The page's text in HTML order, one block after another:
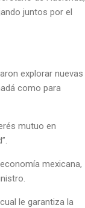
juntos por el
explorar nuevas
como para
mutuo en
mexicana,
le garantiza la